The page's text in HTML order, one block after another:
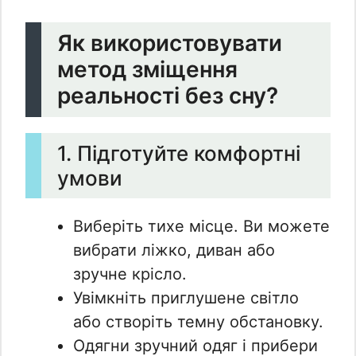
Як використовувати
метод зміщення
реальності без сну?
1. Підготуйте комфортні
умови
Виберіть тихе місце. Ви можете
вибрати ліжко, диван або
зручне крісло.
Увімкніть приглушене світло
або створіть темну обстановку.
Одягни зручний одяг і прибери